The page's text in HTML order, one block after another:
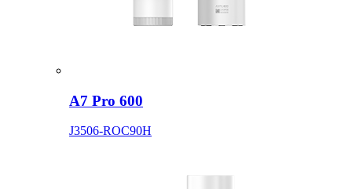
A7 Pro 600
J3506-ROC90H